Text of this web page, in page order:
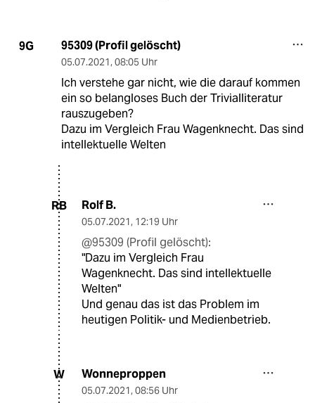
9G 95309 (Profil gelöscht)
05.07.2021, 08:05 Uhr
Ich verstehe gar nicht, wie die darauf kommen
ein so belangloses Buch der Trivialliteratur
rauszugeben?
Dazu im Vergleich Frau Wagenknecht. Das sind
intellektuelle Welten
RB Rolf B.
05.07.2021, 12:19 Uhr
@95309 (Profil gelöscht):
"Dazu im Vergleich Frau
Wagenknecht. Das sind intellektuelle
Welten"
Und genau das ist das Problem im
heutigen Politik- und Medienbetrieb.
W Wonneproppen
05.07.2021, 08:56 Uhr